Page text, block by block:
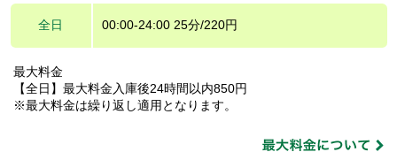
全日 00:00-24:00 25分/220円
最大料金
【全日】最大料金入庫後24時間以内850円
※最大料金は繰り返し適用となります。